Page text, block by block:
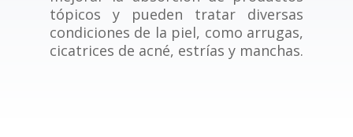
tópicos y pueden tratar diversas
condiciones de la piel, como arrugas,
cicatrices de acné, estrías y manchas.